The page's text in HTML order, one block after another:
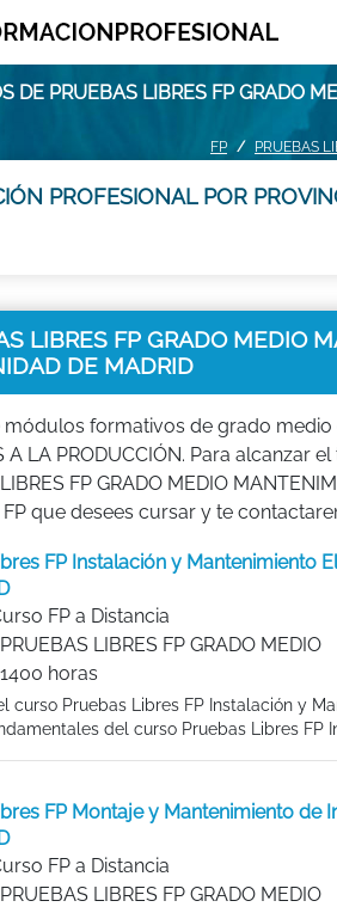
DE PRUEBAS LIBRES FP GRADO
FP PRUEBAS
PROFESIONAL POR
LIBRES FP GRADO MEDIO
DE MADRID
módulos formativos de grado medio
A LA PRODUCCIÓN. Para
FP GRADO MEDIO
que desees cursar y te
FP Instalación y Mantenimiento
FP a Distancia
PRUEBAS LIBRES FP GRADO MEDIO
1400 horas
curso Pruebas Libres FP Instalación y
del curso Pruebas Libres FP
FP Montaje y Mantenimiento de
FP a Distancia
PRUEBAS LIBRES FP GRADO MEDIO